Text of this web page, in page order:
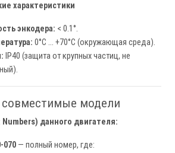
характеристики
энкодера: < 0.1°.
0°C ... +70°C (окружающая среда).
IP40 (защита от крупных частиц, не
совместимые модели
данного двигателя:
070 — полный номер, где: